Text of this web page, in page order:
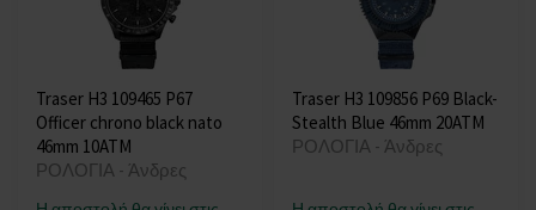
Traser H3 109465 P67
Officer chrono black nato
46mm 10ATM
ΡΟΛΟΓΙΑ - Άνδρες
Traser H3 109856 P69 Black-
Stealth Blue 46mm 20ATM
ΡΟΛΟΓΙΑ - Άνδρες